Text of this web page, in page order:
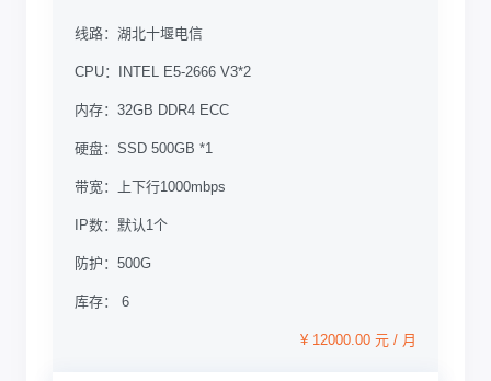
线路： 湖北十堰电信
CPU： INTEL E5-2666 V3*2
内存： 32GB DDR4 ECC
硬盘： SSD 500GB *1
带宽： 上下行1000mbps
IP数： 默认1个
防护： 500G
库存： 6
¥ 12000.00 元 / 月